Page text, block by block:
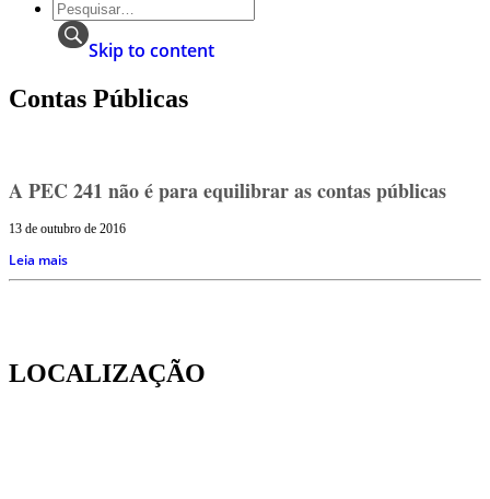
Skip to content
Contas Públicas
A PEC 241 não é para equilibrar as contas públicas
13 de outubro de 2016
Leia mais
LOCALIZAÇÃO